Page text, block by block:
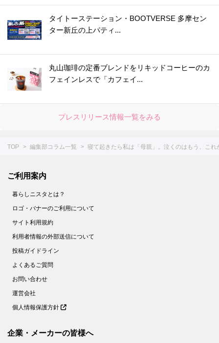
タイトーステーション・BOOTVERSE 多摩セン
ター新丘の上パティ...
丸山珈琲の定番ブレンドをリキッドコーヒーのカ
フェインレスで「カフェイ...
プレスリリース情報一覧をみる
TOP 編集部コラム一覧 寝て起きたら私は「母親」。泣くのはもう、こ
ご利用案内
暮らしニスタとは？
ロゴ・バナーのご利用について
サイト利用規約
利用者情報の外部送信について
投稿ガイドライン
よくあるご質問
お問い合わせ
運営会社
個人情報保護方針
企業・メーカーの皆様へ